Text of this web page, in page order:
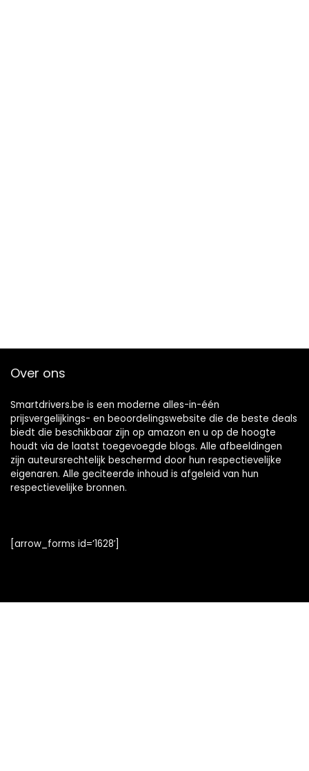
Over ons
Smartdrivers.be is een moderne alles-in-één
prijsvergelijkings- en beoordelingswebsite die de beste deals
biedt die beschikbaar zijn op amazon en u op de hoogte
houdt via de laatst toegevoegde blogs. Alle afbeeldingen
zijn auteursrechtelijk beschermd door hun respectievelijke
eigenaren. Alle geciteerde inhoud is afgeleid van hun
respectievelijke bronnen.
[arrow_forms id=’1628′]